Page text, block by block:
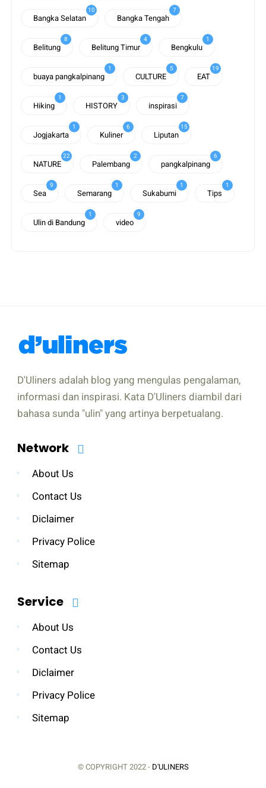
Bangka Selatan
10
Bangka Tengah
7
Belitung
8
Belitung Timur
4
Bengkulu
1
buaya pangkalpinang
1
CULTURE
5
EAT
19
Hiking
1
HISTORY
3
inspirasi
7
Jogjakarta
1
Kuliner
6
Liputan
15
NATURE
22
Palembang
2
pangkalpinang
6
Sea
9
Semarang
1
Sukabumi
1
Tips
1
Ulin di Bandung
1
video
9
D'Uliners adalah blog yang mengulas pengalaman,
informasi dan inspirasi. Kata D'Uliners diambil dari
bahasa sunda "ulin" yang artinya berpetualang.
Network
About Us
Contact Us
Diclaimer
Privacy Police
Sitemap
Service
About Us
Contact Us
Diclaimer
Privacy Police
Sitemap
© COPYRIGHT 2022 - D'ULINERS